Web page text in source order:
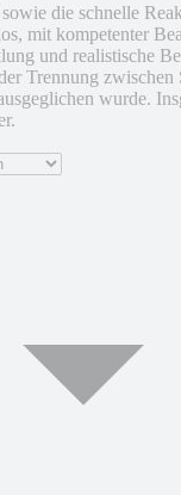
die schnelle
mit kompetenter
und realistische
Trennung zwischen
wurde.